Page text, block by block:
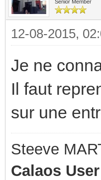
Senior Member
12-08-2015,
Je ne
Il faut
sur une
Steeve
Calaos User